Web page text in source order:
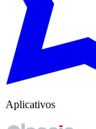
Aplicativos